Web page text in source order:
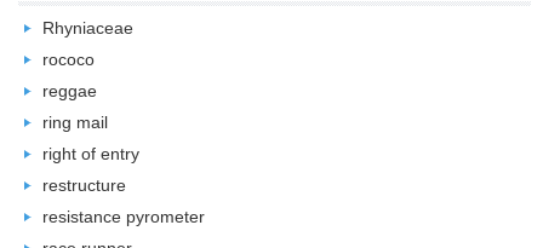
Rhyniaceae
rococo
reggae
ring mail
right of entry
restructure
resistance pyrometer